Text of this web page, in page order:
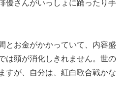
優さんがいっしょに踊ったり手
とお金がかかっていて、内容盛
は頭が消化しきれません。世の
すが、自分は、紅白歌合戦かな